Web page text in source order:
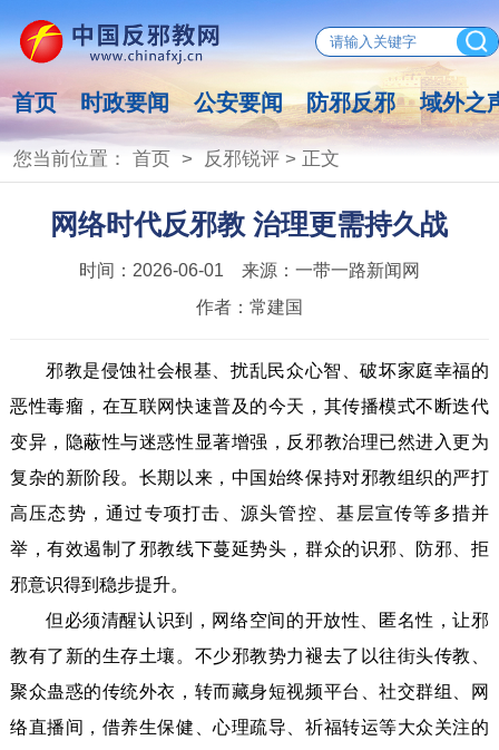
首页 时政要闻 公安要闻 防邪反邪 域外之
您当前位置： 首页> 反邪锐评> 正文
网络时代反邪教 治理更需持久战
时间： 2026-06-01 来源： 一带一路新闻网
作者： 常建国
邪教是侵蚀社会根基、扰乱民众心智、破坏家庭幸福的
恶性毒瘤，在互联网快速普及的今天，其传播模式不断迭代
变异，隐蔽性与迷惑性显著增强，反邪教治理已然进入更为
复杂的新阶段。长期以来，中国始终保持对邪教组织的严打
高压态势，通过专项打击、源头管控、基层宣传等多措并
举，有效遏制了邪教线下蔓延势头，群众的识邪、防邪、拒
邪意识得到稳步提升。
但必须清醒认识到，网络空间的开放性、匿名性，让邪
教有了新的生存土壤。不少邪教势力褪去了以往街头传教、
聚众蛊惑的传统外衣，转而藏身短视频平台、社交群组、网
络直播间，借养生保健、心理疏导、祈福转运等大众关注的